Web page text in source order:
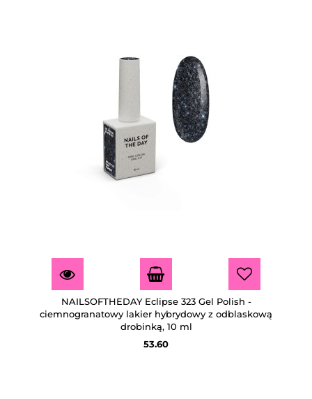
NAILSOFTHEDAY Eclipse 323 Gel Polish -
ciemnogranatowy lakier hybrydowy z odblaskową
drobinką, 10 ml
53.60